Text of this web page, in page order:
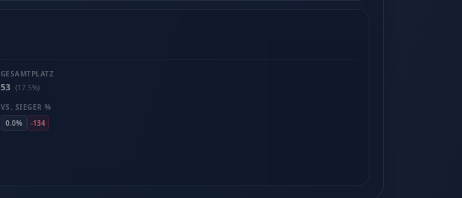
GESAMTPLATZ
53 (17.5%)
VS. SIEGER %
0.0%
-134